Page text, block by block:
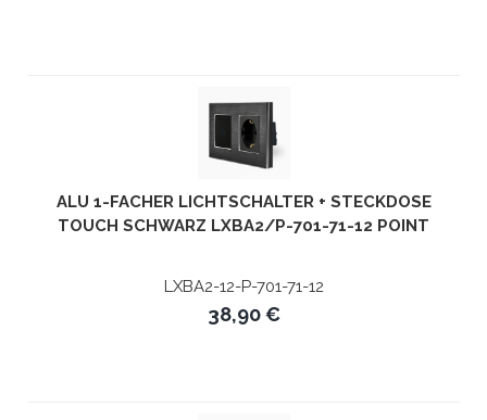
ALU 1-FACHER LICHTSCHALTER + STECKDOSE
TOUCH SCHWARZ LXBA2/P-701-71-12 POINT
LXBA2-12-P-701-71-12
38,90 €